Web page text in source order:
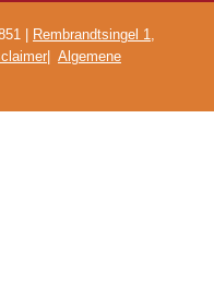
|
Rembrandtsingel 1,
Algemene